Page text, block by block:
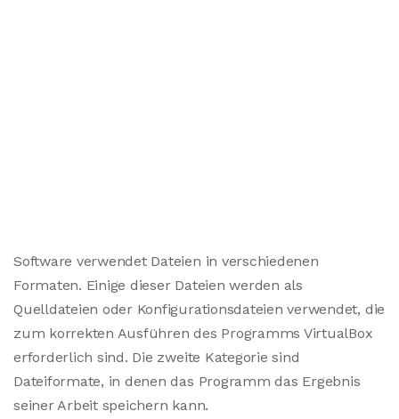
Software verwendet Dateien in verschiedenen
Formaten. Einige dieser Dateien werden als
Quelldateien oder Konfigurationsdateien verwendet, die
zum korrekten Ausführen des Programms VirtualBox
erforderlich sind. Die zweite Kategorie sind
Dateiformate, in denen das Programm das Ergebnis
seiner Arbeit speichern kann.